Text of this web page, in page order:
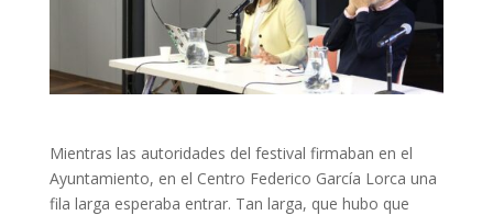
Mientras las autoridades del festival firmaban en el
Ayuntamiento, en el Centro Federico García Lorca una
fila larga esperaba entrar. Tan larga, que hubo que